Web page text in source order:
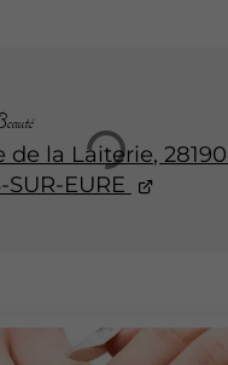
de la Laiterie,
SUR-EURE